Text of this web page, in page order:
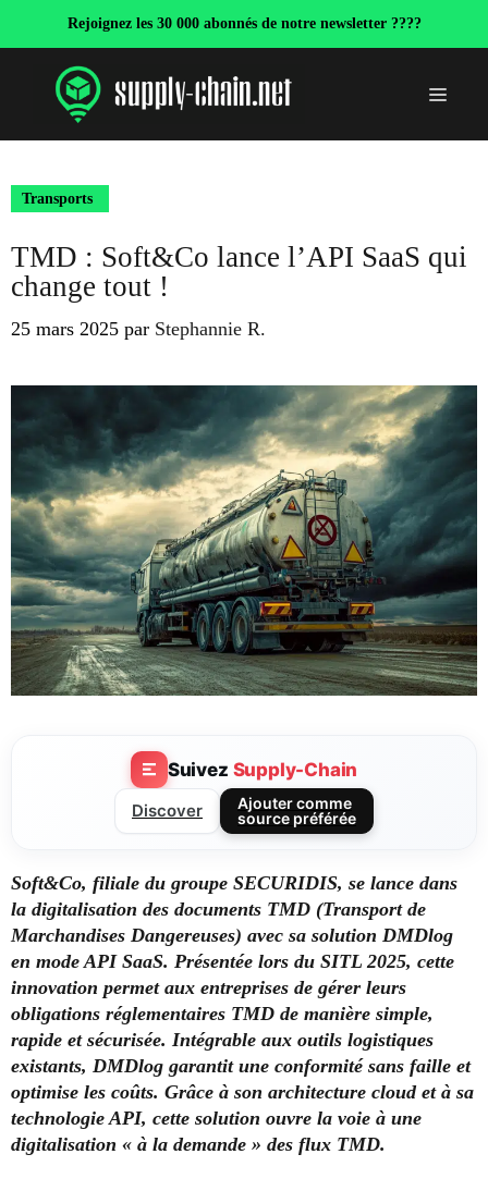
Rejoignez les 30 000 abonnés de notre newsletter ????
Menu
Transports
TMD : Soft&Co lance l’API SaaS qui
change tout !
25 mars 2025 par Stephannie R.
Suivez Supply-Chain
Discover
Ajouter comme
source préférée
Soft&Co, filiale du groupe SECURIDIS, se lance dans
la digitalisation des documents TMD (Transport de
Marchandises Dangereuses) avec sa solution DMDlog
en mode API SaaS. Présentée lors du SITL 2025, cette
innovation permet aux entreprises de gérer leurs
obligations réglementaires TMD de manière simple,
rapide et sécurisée. Intégrable aux outils logistiques
existants, DMDlog garantit une conformité sans faille et
optimise les coûts. Grâce à son architecture cloud et à sa
technologie API, cette solution ouvre la voie à une
digitalisation « à la demande » des flux TMD.